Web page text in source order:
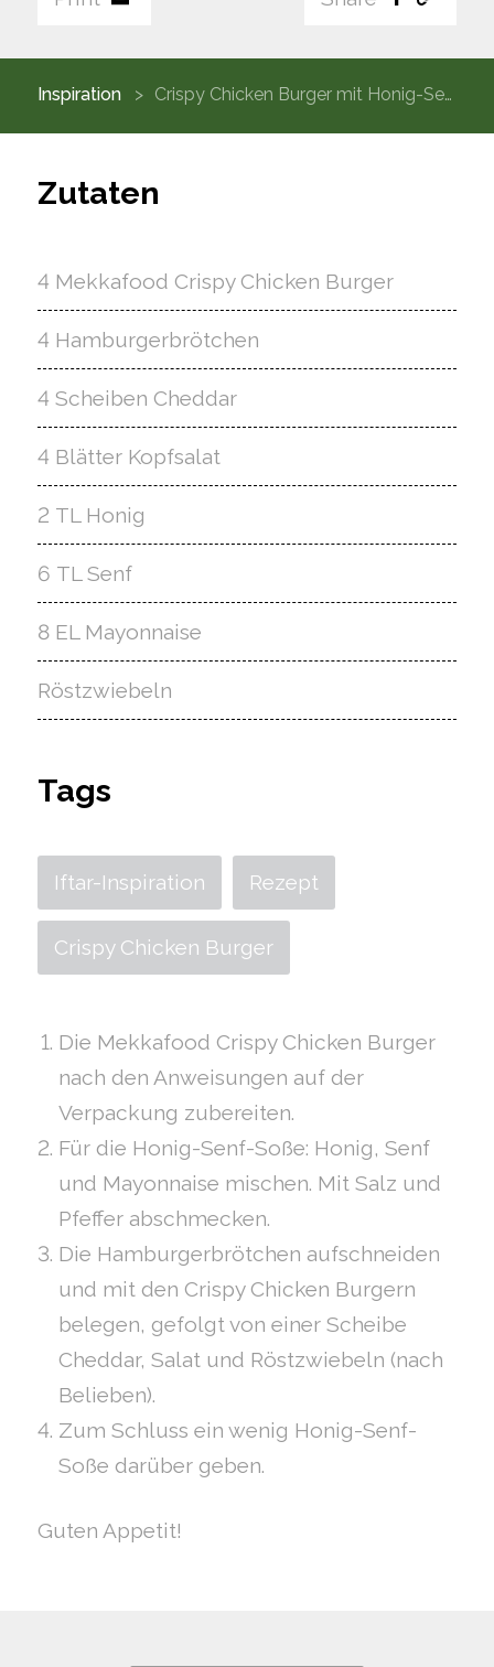
Inspiration Crispy Chicken Burger mit Honig-Senf-Soße
Zutaten
4 Mekkafood Crispy Chicken Burger
4 Hamburgerbrötchen
4 Scheiben Cheddar
4 Blätter Kopfsalat
2 TL Honig
6 TL Senf
8 EL Mayonnaise
Röstzwiebeln
Tags
Iftar-Inspiration Rezept
Crispy Chicken Burger
Die Mekkafood Crispy Chicken Burger
nach den Anweisungen auf der
Verpackung zubereiten.
Für die Honig-Senf-Soße: Honig, Senf
und Mayonnaise mischen. Mit Salz und
Pfeffer abschmecken.
Die Hamburgerbrötchen aufschneiden
und mit den Crispy Chicken Burgern
belegen, gefolgt von einer Scheibe
Cheddar, Salat und Röstzwiebeln (nach
Belieben).
Zum Schluss ein wenig Honig-Senf-
Soße darüber geben.
Guten Appetit!